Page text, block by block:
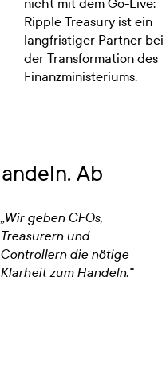
Ripple Treasury ist ein
langfristiger Partner bei
der Transformation des
Finanzministeriums.
Ab
„Wir geben CFOs,
Treasurern und
Controllern die nötige
Klarheit zum Handeln.“